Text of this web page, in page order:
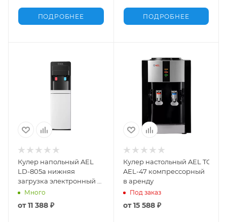
ПОДРОБНЕЕ ПОДРОБНЕЕ
Кулер напольный AEL
LD-805a нижняя
загрузка электронный в
аренду
Много
от11 388 ₽
Кулер настольный AEL TC-
AEL-47 компрессорный
в аренду
Под заказ
от15 588 ₽